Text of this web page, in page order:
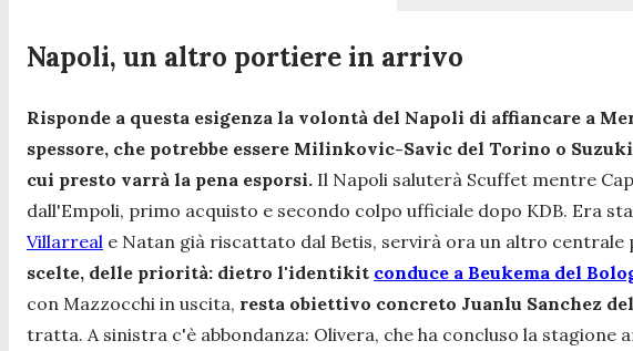
Napoli, un altro portiere in arrivo
Risponde a questa esigenza la volontà del Napoli di affiancare a
spessore, che potrebbe essere Milinkovic-Savic del Torino o
cui presto varrà la pena esporsi. Il Napoli saluterà Scuffet mentre
dall'Empoli, primo acquisto e secondo colpo ufficiale dopo KDB. Era
Villarreal e Natan già riscattato dal Betis, servirà ora un altro
scelte, delle priorità: dietro l'identikit conduce a Beukema del
con Mazzocchi in uscita, resta obiettivo concreto Juanlu Sanchez
tratta. A sinistra c'è abbondanza: Olivera, che ha concluso la stagione